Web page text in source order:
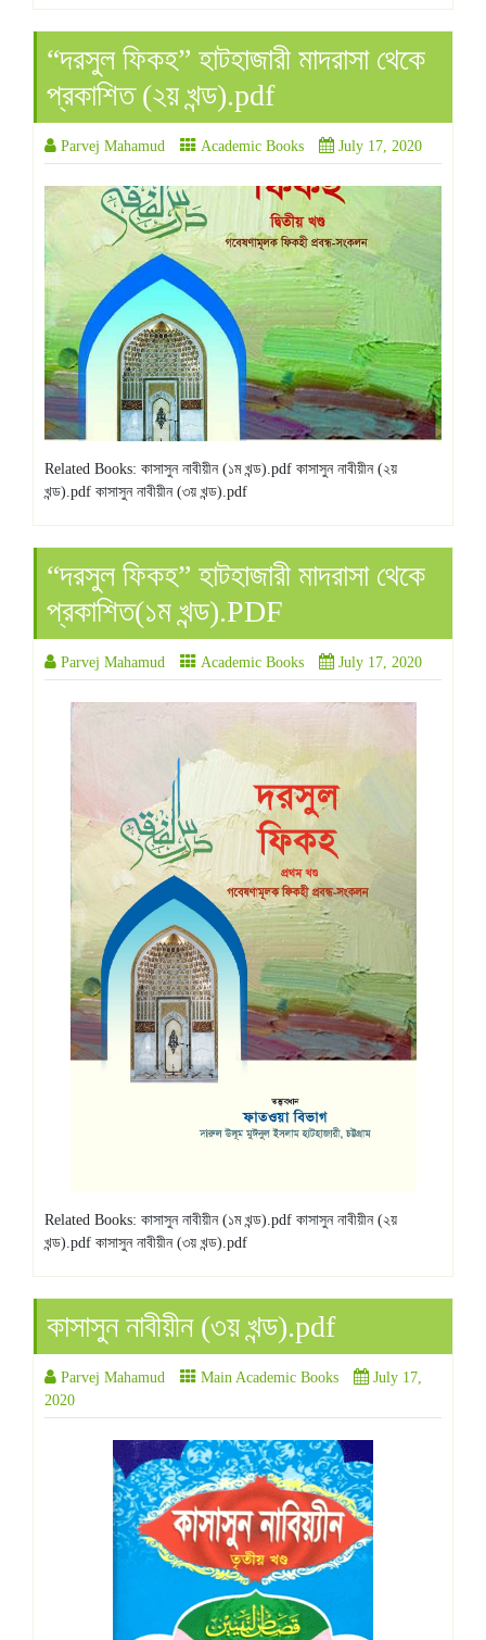
“দরসুল ফিকহ” হাটহাজারী মাদরাসা থেকে
প্রকাশিত (২য় খন্ড).pdf
Parvej Mahamud Academic Books July 17, 2020
Related Books: কাসাসুন নাবীয়ীন (১ম খন্ড).pdf কাসাসুন নাবীয়ীন (২য়
খন্ড).pdf কাসাসুন নাবীয়ীন (৩য় খন্ড).pdf
“দরসুল ফিকহ” হাটহাজারী মাদরাসা থেকে
প্রকাশিত(১ম খন্ড).PDF
Parvej Mahamud Academic Books July 17, 2020
Related Books: কাসাসুন নাবীয়ীন (১ম খন্ড).pdf কাসাসুন নাবীয়ীন (২য়
খন্ড).pdf কাসাসুন নাবীয়ীন (৩য় খন্ড).pdf
কাসাসুন নাবীয়ীন (৩য় খন্ড).pdf
Parvej Mahamud Main Academic Books
July 17,
2020